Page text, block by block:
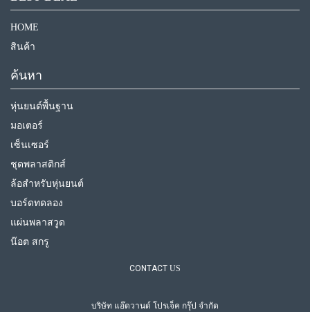
HOME
สินค้า
ค้นหา
หุ่นยนต์พื้นฐาน
มอเตอร์
เซ็นเซอร์
ชุดพลาสติกส์
ล้อสำหรับหุ่นยนต์
บอร์ดทดลอง
แผ่นพลาสวูด
น๊อต สกรู
CONTACT US
บริษัท แอ๊ดวานด์ โปรเจ็ค กรุ๊ป จำกัด